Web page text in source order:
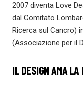
2007 diventa Love
dal Comitato
Ricerca sul Cancro)
(Associazione per il
IL DESIGN AMA LA